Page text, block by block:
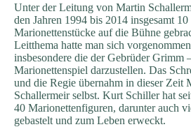
Unter der Leitung von Martin
den Jahren 1994 bis 2014 insgesamt 10
Marionettenstücke auf die Bühne
Leitthema hatte man sich
insbesondere die der Gebrüder Grimm
Marionettenspiel darzustellen. Das
und die Regie übernahm in dieser Zeit
Schallermeir selbst. Kurt Schiller hat
40 Marionettenfiguren, darunter auch
gebastelt und zum Leben erweckt.